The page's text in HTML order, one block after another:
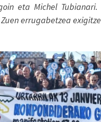
eta Michel
errugabetzea